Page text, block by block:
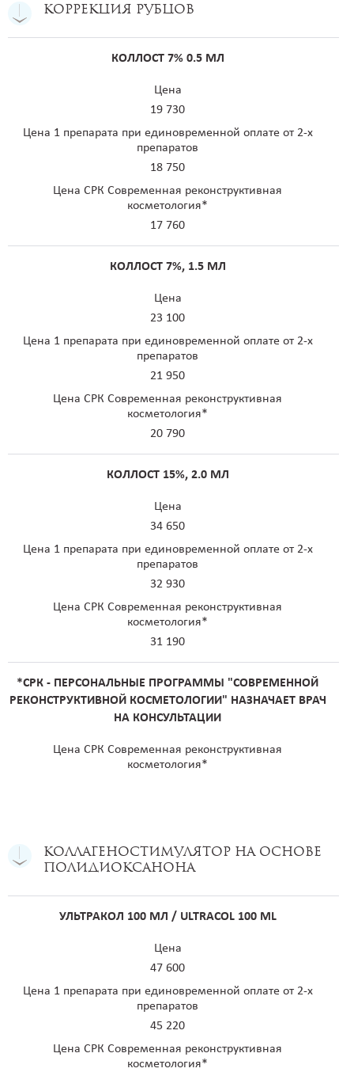
Коррекция рубцов
КОЛЛОСТ 7% 0.5 МЛ
Цена
19 730
Цена 1 препарата при единовременной оплате от 2-х
препаратов
18 750
Цена СРК Современная реконструктивная
косметология*
17 760
КОЛЛОСТ 7%, 1.5 МЛ
Цена
23 100
Цена 1 препарата при единовременной оплате от 2-х
препаратов
21 950
Цена СРК Современная реконструктивная
косметология*
20 790
КОЛЛОСТ 15%, 2.0 МЛ
Цена
34 650
Цена 1 препарата при единовременной оплате от 2-х
препаратов
32 930
Цена СРК Современная реконструктивная
косметология*
31 190
*СРК - ПЕРСОНАЛЬНЫЕ ПРОГРАММЫ "СОВРЕМЕННОЙ
РЕКОНСТРУКТИВНОЙ КОСМЕТОЛОГИИ" НАЗНАЧАЕТ ВРАЧ
НА КОНСУЛЬТАЦИИ
Цена СРК Современная реконструктивная
косметология*
КОЛЛАГЕНОСТИМУЛЯТОР на основе
полидиоксанона
УЛЬТРАКОЛ 100 МЛ / ULTRACOL 100 ML
Цена
47 600
Цена 1 препарата при единовременной оплате от 2-х
препаратов
45 220
Цена СРК Современная реконструктивная
косметология*